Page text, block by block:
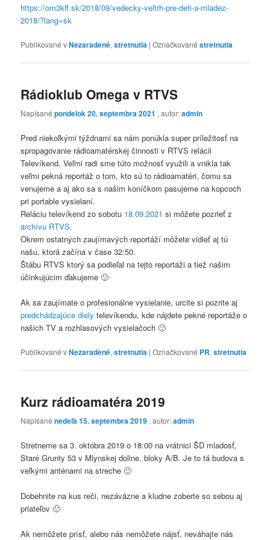
https://om3kff.sk/2018/09/vedecky-veltrh-pre-deti-a-mladez-
2018/?lang=sk
Publikované vNezaradené,stretnutia |Označkované stretnutia
Rádioklub Omega v RTVS
Napísanépondelok 20. septembra 2021 , autor:admin
Pred niekoľkými týždnami sa nám ponúkla super príležitosť na
spropagovanie rádioamatérskej činnosti v RTVS relácii
Televíkend. Veľmi radi sme túto možnosť využili a vnikla tak
veľmi pekná reportáž o tom, kto sú to rádioamatéri, čomu sa
venujeme a aj ako sa s našim koníčkom pasujeme na kopcoch
pri portable vysielaní.
Reláciu televíkend zo sobotu 18.09.2021 si môžete pozrieť z
archívu RTVS.
Okrem ostatných zaujímavých reportáží môžete vidieť aj tú
našu, ktorá začína v čase 32:50.
Štábu RTVS ktorý sa podieľal na tejto reportáži a tiež našim
účinkujúcim ďakujeme 🙂
Ak sa zaujímate o profesionálne vysielanie, urcite si pozrite aj
predchádzajúce diely televíkendu, kde nájdete pekné reportáže o
našich TV a rozhlasových vysielačoch 🙂
Publikované vNezaradené,stretnutia |Označkované PR,stretnutia
Kurz rádioamatéra 2019
Napísanénedeľa 15. septembra 2019 , autor:admin
Stretneme sa 3. októbra 2019 o 18:00 na vrátnici ŠD mladosť,
Staré Grunty 53 v Mlynskej doline, bloky A/B. Je to tá budova s
veľkými anténami na streche 🙂
Dobehnite na kus reči, nezáväzne a kludne zoberte so sebou aj
priateľov 🙂
Ak nemôžete prísť, alebo nás nemôžete nájsť, neváhajte nás